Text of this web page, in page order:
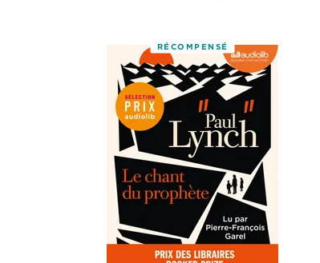
RÉCOMPENSÉ